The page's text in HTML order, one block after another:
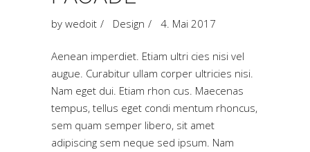
by wedoit Design 4. Mai 2017
Aenean imperdiet. Etiam ultri cies nisi vel
augue. Curabitur ullam corper ultricies nisi.
Nam eget dui. Etiam rhon cus. Maecenas
tempus, tellus eget condi mentum rhoncus,
sem quam semper libero, sit amet
adipiscing sem neque sed ipsum. Nam